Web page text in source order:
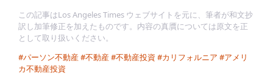
この記事はLos Angeles Times ウェブサイトを元に、筆者が和文抄
訳し加筆修正を加えたものです。内容の真贋については原文を正
として取り扱いください。
#パーソン不動産#不動産#不動産投資 #カリフォルニア #アメリ
カ不動産投資